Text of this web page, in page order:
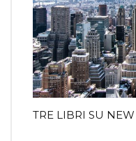
TRE LIBRI SU